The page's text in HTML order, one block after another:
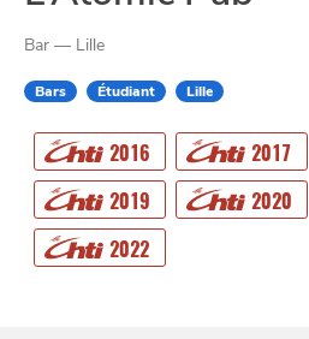
Bar — Lille
Bars Étudiant Lille
2016 2017
2019
2020
2022
CHTITE
CANAILLE